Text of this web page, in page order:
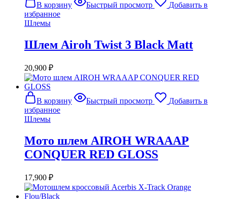
В корзину Быстрый просмотр
Добавить в
избранное
Шлемы
Шлем Airoh Twist 3 Black Matt
20,900 ₽
В корзину Быстрый просмотр
Добавить в
избранное
Шлемы
Мото шлем AIROH WRAAAP
CONQUER RED GLOSS
17,900 ₽